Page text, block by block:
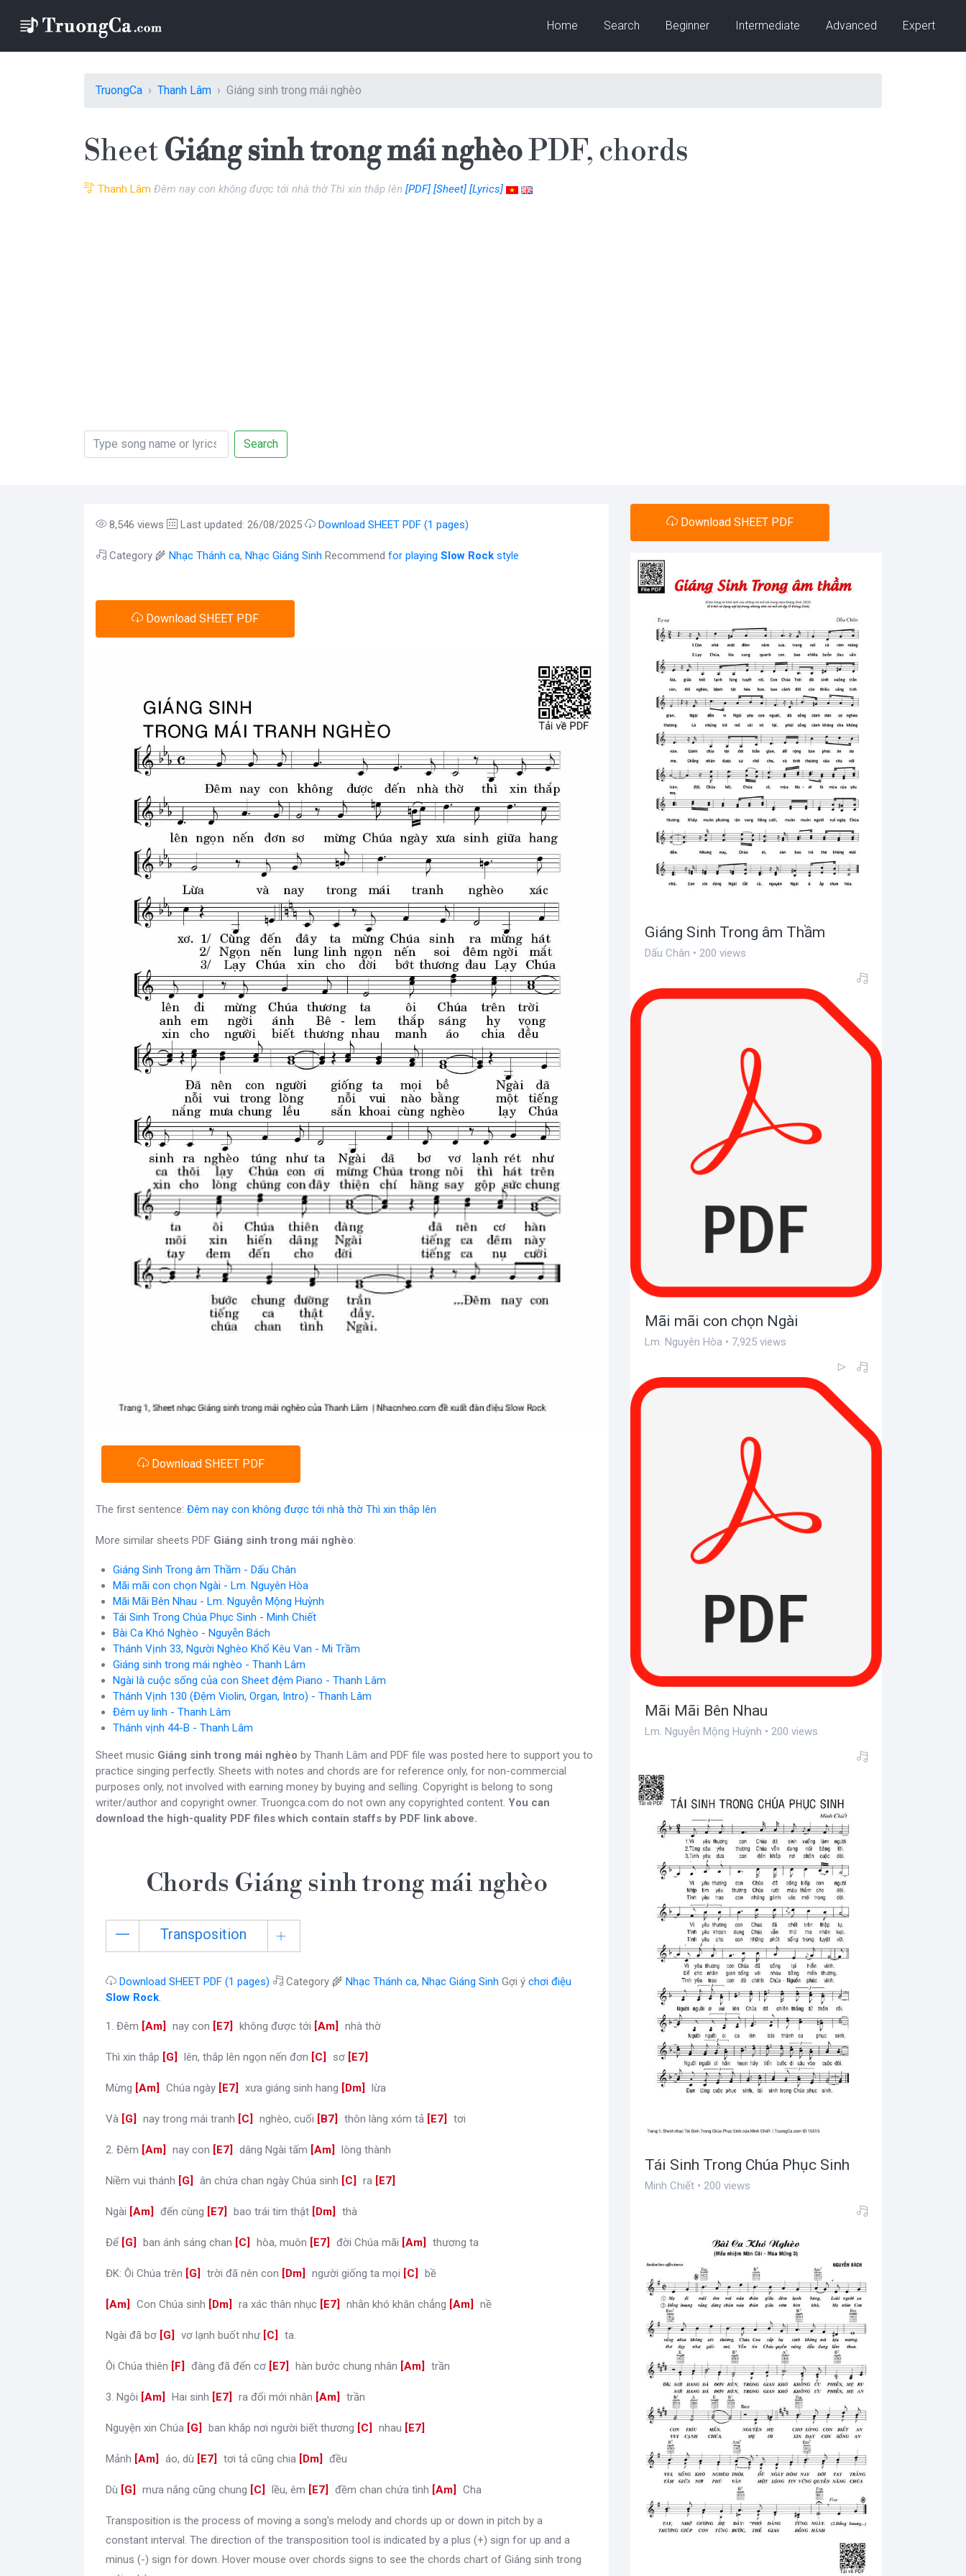
Home Search Beginner Intermediate Advanced Expert
TruongCa Thanh Lâm Giáng sinh trong mái nghèo
Sheet Giáng sinh trong mái nghèoPDF, chords
Thanh Lâm Đêm nay con không được tới nhà thờ Thì xin thắp lên [PDF] [Sheet] [Lyrics]
Search
8,546 views Last updated: 26/08/2025 Download SHEET PDF (1 pages)
Category 🌾 Nhạc Thánh ca, Nhạc Giáng Sinh Recommend for playing Slow Rock style
Download SHEET PDF
Download SHEET PDF
The first sentence: Đêm nay con không được tới nhà thờ Thì xin thắp lên
More similar sheets PDF Giáng sinh trong mái nghèo:
Giáng Sinh Trong âm Thầm - Dấu Chân
Mãi mãi con chọn Ngài - Lm. Nguyên Hòa
Mãi Mãi Bên Nhau - Lm. Nguyễn Mộng Huỳnh
Tái Sinh Trong Chúa Phục Sinh - Minh Chiết
Bài Ca Khó Nghèo - Nguyễn Bách
Thánh Vịnh 33, Người Nghèo Khổ Kêu Van - Mi Trầm
Giáng sinh trong mái nghèo - Thanh Lâm
Ngài là cuộc sống của con Sheet đệm Piano - Thanh Lâm
Thánh Vịnh 130 (Đệm Violin, Organ, Intro) - Thanh Lâm
Đêm uy linh - Thanh Lâm
Thánh vịnh 44-B - Thanh Lâm
Sheet music Giáng sinh trong mái nghèo by Thanh Lâm and PDF file was posted here to support you to
practice singing perfectly. Sheets with notes and chords are for reference only, for non-commercial
purposes only, not involved with earning money by buying and selling. Copyright is belong to song
writer/author and copyright owner. Truongca.com do not own any copyrighted content. You can
download the high-quality PDF files which contain staffs by PDF link above.
Chords Giáng sinh trong mái nghèo
Transposition
Download SHEET PDF (1 pages) Category 🌾 Nhạc Thánh ca, Nhạc Giáng Sinh Gợi ý chơi điệu
Slow Rock.
1. Đêm [Am nay con [E7 không được tới [Am nhà thờ
Thì xin thắp [G lên, thắp lên ngọn nến đơn [C sơ [E7
Mừng [Am Chúa ngày [E7 xưa giáng sinh hang [Dm lừa
Và [G nay trong mái tranh [C nghèo, cuối [B7 thôn làng xóm tả [E7 tơi
2. Đêm [Am nay con [E7 dâng Ngài tấm [Am lòng thành
Niềm vui thánh [G ân chứa chan ngày Chúa sinh [C ra [E7
Ngài [Am đến cùng [E7 bao trái tim thật [Dm thà
Để [G ban ánh sáng chan [C hòa, muôn [E7 đời Chúa mãi [Am thương ta
ĐK: Ôi Chúa trên [G trời đã nên con [Dm người giống ta mọi [C bề
[Am Con Chúa sinh [Dm ra xác thân nhục [E7 nhằn khó khăn chẳng [Am nề
Ngài đã bơ [G vơ lạnh buốt như [C ta.
Ôi Chúa thiên [F đàng đã đến cơ [E7 hàn bước chung nhân [Am trần
3. Ngôi [Am Hai sinh [E7 ra đổi mới nhân [Am trần
Nguyện xin Chúa [G ban khắp nơi người biết thương [C nhau [E7
Mảnh [Am áo, dù [E7 tơi tả cũng chia [Dm đều
Dù [G mưa nắng cũng chung [C lều, êm [E7 đềm chan chứa tình [Am Cha
Transposition is the process of moving a song's melody and chords up or down in pitch by a
constant interval. The direction of the transposition tool is indicated by a plus (+) sign for up and a
minus (-) sign for down. Hover mouse over chords signs to see the chords chart of Giáng sinh trong
Download SHEET PDF
Giáng Sinh Trong âm Thầm
Dấu Chân • 200 views
Mãi mãi con chọn Ngài
Lm. Nguyên Hòa • 7,925 views
Mãi Mãi Bên Nhau
Lm. Nguyễn Mộng Huỳnh • 200 views
Tái Sinh Trong Chúa Phục Sinh
Minh Chiết • 200 views